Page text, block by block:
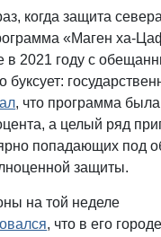
когда защита
«Маген ха-
в 2021 году с
, что программа
а целый ряд
попадающих под
защиты.
на той неделе
, что в его